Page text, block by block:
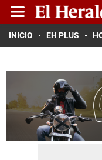
INICIO EH PLUS